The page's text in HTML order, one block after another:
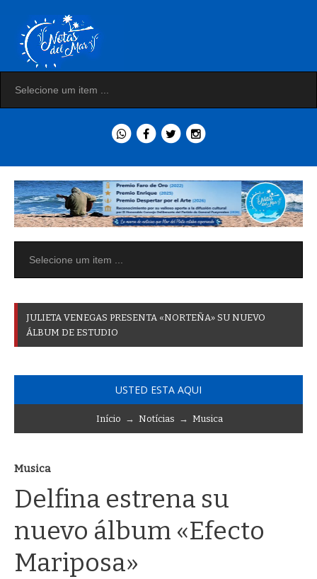
JULIETA VENEGAS PRESENTA «NORTEÑA» SU NUEVO
ÁLBUM DE ESTUDIO
USTED ESTA AQUI
Início → Notícias → Musica
Musica
Delfina estrena su
nuevo álbum «Efecto
Mariposa»